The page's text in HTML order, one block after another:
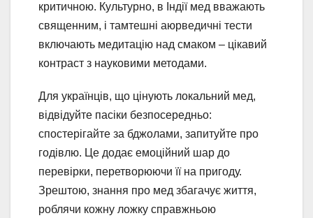
критичною. Культурно, в Індії мед вважають
священним, і тамтешні аюрведичні тести
включають медитацію над смаком – цікавий
контраст з науковими методами.
Для українців, що цінують локальний мед,
відвідуйте пасіки безпосередньо:
спостерігайте за бджолами, запитуйте про
годівлю. Це додає емоційний шар до
перевірки, перетворюючи її на пригоду.
Зрештою, знання про мед збагачує життя,
роблячи кожну ложку справжньою